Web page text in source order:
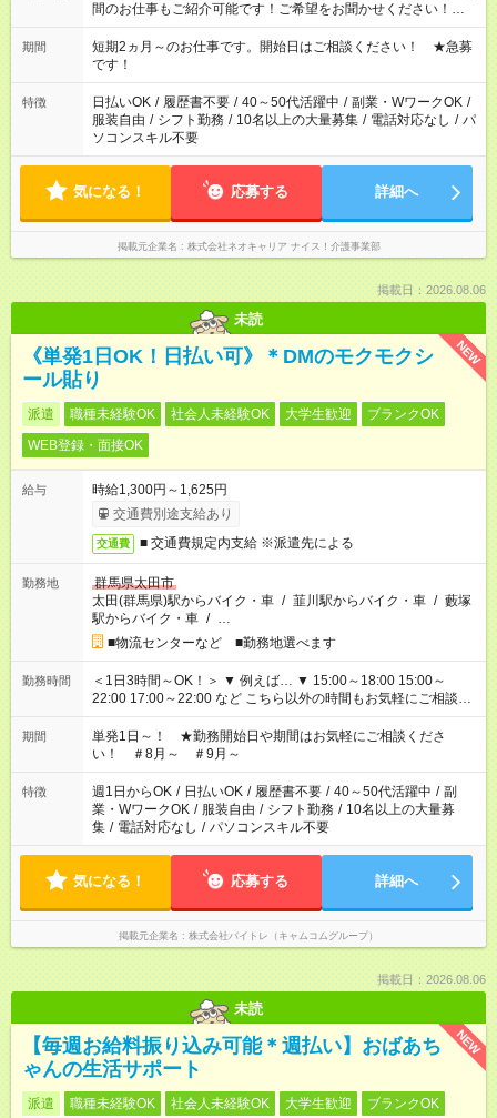
間のお仕事もご紹介可能です！ご希望をお聞かせください！★家
庭の都合でお休みが必要な場合も遠慮なくご相談ください。 ※
週最低15時間以上の勤務が必要です
期間
短期2ヵ月～のお仕事です。開始日はご相談ください！ ★急募
です！
特徴 日払いOK / 履歴書不要 / 40～50代活躍中 / 副業・WワークOK /
服装自由 / シフト勤務 / 10名以上の大量募集 / 電話対応なし / パ
ソコンスキル不要
気になる！ 応募する 詳細へ
掲載元企業名 株式会社ネオキャリア ナイス！介護事業部
掲載日：2026.08.06
未読
NEW
《単発1日OK！日払い可》＊DMのモクモクシ
ール貼り
派遣 職種未経験OK 社会人未経験OK 大学生歓迎
ブランクOK
WEB登録・面接OK
給与
時給1,300円～1,625円
交通費別途支給あり
交通費 ■ 交通費規定内支給 ※派遣先による
勤務地
群馬県太田市
太田(群馬県)駅からバイク・車 / 韮川駅からバイク・車 / 藪塚
駅からバイク・車 / …
■物流センターなど ■勤務地選べます
勤務時間
＜1日3時間～OK！＞ ▼ 例えば… ▼ 15:00～18:00 15:00～
22:00 17:00～22:00 など こちら以外の時間もお気軽にご相談く
ださい！
期間
単発1日～！ ★勤務開始日や期間はお気軽にご相談くださ
い！ ＃8月～ ＃9月～
特徴 週1日からOK / 日払いOK / 履歴書不要 / 40～50代活躍中 / 副
業・WワークOK / 服装自由 / シフト勤務 / 10名以上の大量募
集 / 電話対応なし / パソコンスキル不要
気になる！ 応募する 詳細へ
掲載元企業名 株式会社バイトレ（キャムコムグループ）
掲載日：2026.08.06
未読
NEW
【毎週お給料振り込み可能＊週払い】おばあち
ゃんの生活サポート
派遣 職種未経験OK 社会人未経験OK 大学生歓迎
ブランクOK